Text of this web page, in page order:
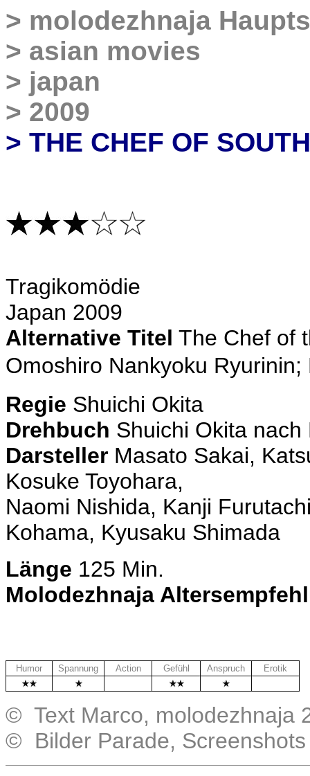
> molodezhnaja
> asian movies
> japan
> 2009
> THE CHEF OF
Tragikomödie
Japan 2009
Alternative Titel The Chef of
Omoshiro Nankyoku
Regie Shuichi Okita
Drehbuch Shuichi Okita
Darsteller Masato Sakai,
Kosuke Toyohara,
Naomi Nishida, Kanji
Kohama, Kyusaku Shimada
Länge 125 Min.
Molodezhnaja
Humor Spannung Action Gefühl Anspruch
Erotik
© Text Marco, molodezhnaja
© Bilder Parade,